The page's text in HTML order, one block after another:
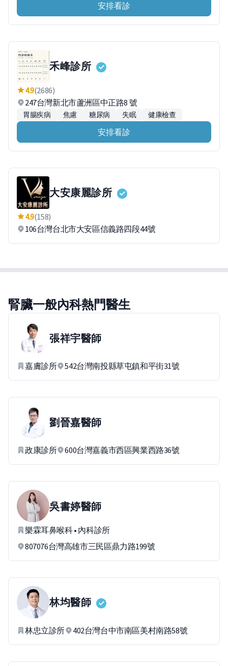
安排看診
禾峰診所
4.9(2686)
247台灣新北市蘆洲區中正路8 號
胃腸疾病 焦慮 糖尿病 失眠 健康檢查
安排看診
大安康麗診所
4.9(158)
106台灣台北市大安區信義路四段44號
腎臟一般內科熱門醫生
張祥宇醫師
嘉膚診所 542台灣南投縣草屯鎮和平街31號
劉晉嘉醫師
政康診所 600台灣嘉義市西區興業西路36號
吳書婷醫師
樂霖耳鼻喉科 • 內科診所
807076台灣高雄市三民區鼎力路199號
林均醫師
林忠立診所 402台灣台中市南區美村南路58號